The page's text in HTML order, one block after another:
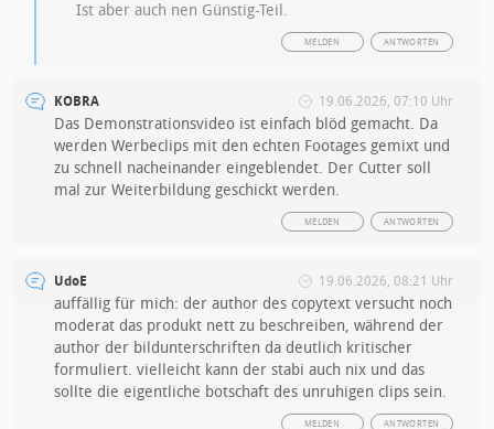
Ist aber auch nen Günstig-Teil.
ANTWORTEN
MELDEN
KOBRA 19.06.2026, 07:10 Uhr
Das Demonstrationsvideo ist einfach blöd gemacht. Da
werden Werbeclips mit den echten Footages gemixt und
zu schnell nacheinander eingeblendet. Der Cutter soll
mal zur Weiterbildung geschickt werden.
ANTWORTEN
MELDEN
UdoE 19.06.2026, 08:21 Uhr
auffällig für mich: der author des copytext versucht noch
moderat das produkt nett zu beschreiben, während der
author der bildunterschriften da deutlich kritischer
formuliert. vielleicht kann der stabi auch nix und das
sollte die eigentliche botschaft des unruhigen clips sein.
ANTWORTEN
MELDEN